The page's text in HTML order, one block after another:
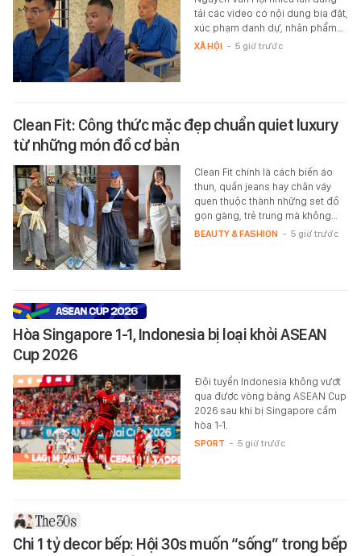
tải các video có nội dung bịa đặt,
xúc phạm danh dự, nhân phẩm…
XÃ HỘI - 5 giờ trước
Clean Fit: Công thức mặc đẹp chuẩn quiet luxury
từ những món đồ cơ bản
Clean Fit chính là cách biến áo
thun, quần jeans hay chân váy
quen thuộc thành những set đồ
gọn gàng, trẻ trung mà không…
BEAUTY & FASHION - 5 giờ trước
Hòa Singapore 1-1, Indonesia bị loại khỏi ASEAN
Cup 2026
Đội tuyển Indonesia không vượt
qua được vòng bảng ASEAN Cup
2026 sau khi bị Singapore cầm
hòa 1-1.
SPORT - 5 giờ trước
Chi 1 tỷ decor bếp: Hội 30s muốn “sống” trong bếp